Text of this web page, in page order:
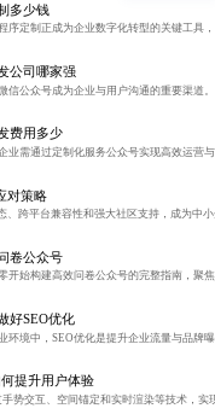
多少钱
公司哪家强
费用多少
对策略
卷公众号
好SEO优化
提升用户体验